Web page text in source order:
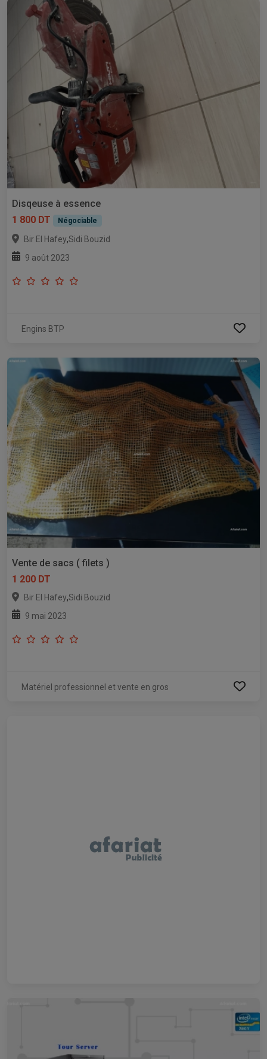
Disqeuse à essence
1 800 DT
Négociable
Bir El Hafey,Sidi Bouzid
9 août 2023
Engins BTP
Vente de sacs ( filets )
1 200 DT
Bir El Hafey,Sidi Bouzid
9 mai 2023
Matériel professionnel et vente en gros